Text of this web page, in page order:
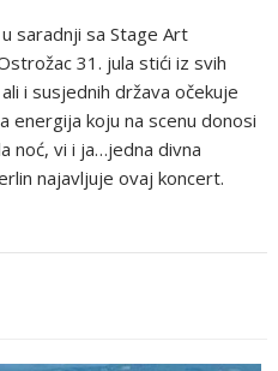
saradnji sa Stage Art
31. jula stići iz svih
i susjednih država očekuje
energija koju na scenu donosi
noć, vi i ja…jedna divna
najavljuje ovaj koncert.